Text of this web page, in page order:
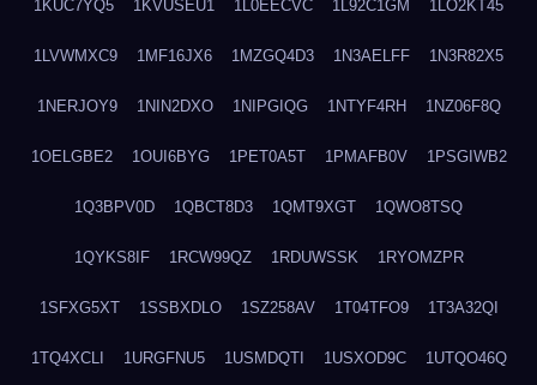
1KUC7YQ5 1KVUSEU1 1L0EECVC 1L92C1GM 1LO2KT45
1LVWMXC9 1MF16JX6 1MZGQ4D3 1N3AELFF 1N3R82X5
1NERJOY9 1NIN2DXO 1NIPGIQG 1NTYF4RH 1NZ06F8Q
1OELGBE2 1OUI6BYG 1PET0A5T 1PMAFB0V 1PSGIWB2
1Q3BPV0D 1QBCT8D3 1QMT9XGT 1QWO8TSQ
1QYKS8IF 1RCW99QZ 1RDUWSSK 1RYOMZPR
1SFXG5XT 1SSBXDLO 1SZ258AV 1T04TFO9 1T3A32QI
1TQ4XCLI 1URGFNU5 1USMDQTI 1USXOD9C 1UTQO46Q